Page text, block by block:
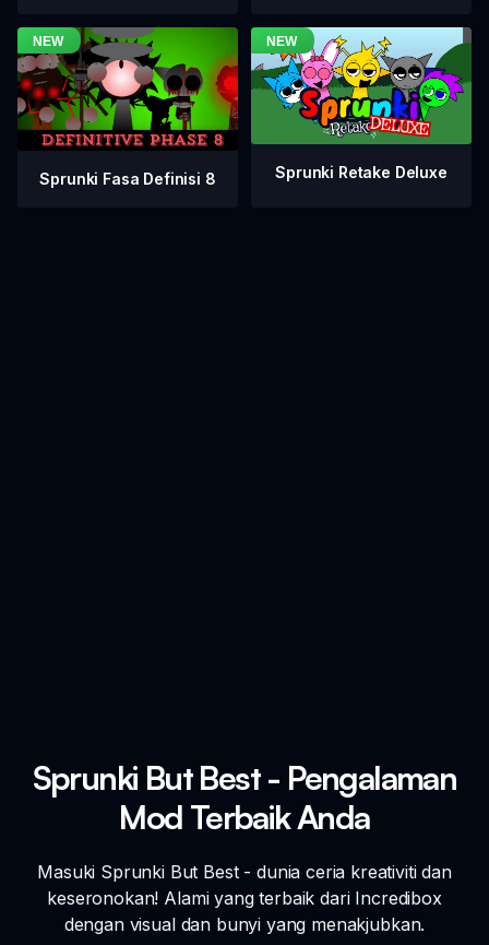
Sprunki Fasa Definisi 8 Sprunki Retake Deluxe
Sprunki But Best - Pengalaman
Mod Terbaik Anda
Masuki Sprunki But Best - dunia ceria kreativiti dan
keseronokan! Alami yang terbaik dari Incredibox
dengan visual dan bunyi yang menakjubkan.